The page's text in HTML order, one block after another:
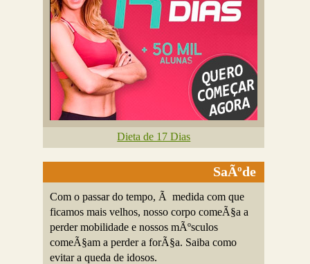
Dieta de 17 Dias
SaÃºde
Com o passar do tempo, Ã medida com que
ficamos mais velhos, nosso corpo comeÃ§a a
perder mobilidade e nossos mÃºsculos
comeÃ§am a perder a forÃ§a. Saiba como
evitar a queda de idosos.